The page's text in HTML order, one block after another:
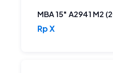
MBA 15" A2941 M2
Rp X